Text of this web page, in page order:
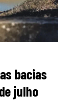
bacias
julho